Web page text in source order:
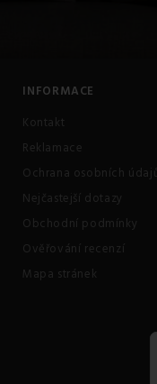
INFORMACE
Kontakt
Reklamace
Ochrana osobních
Nejčastejší dotazy
Obchodní podmínky
Ověřování recenzí
Mapa stránek